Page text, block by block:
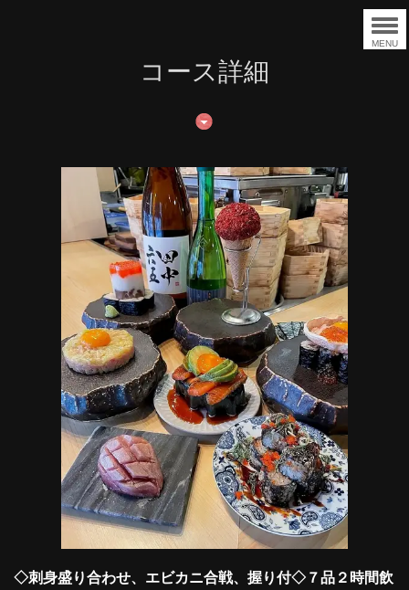
MENU
コース詳細
◇刺身盛り合わせ、エビカニ合戦、握り付◇７品２時間飲